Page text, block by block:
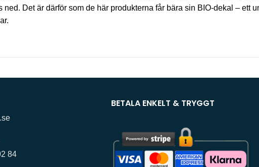
Det är därför som de här produkterna får bära sin BIO-dekal – ett
84
BETALA ENKELT & TRYGGT